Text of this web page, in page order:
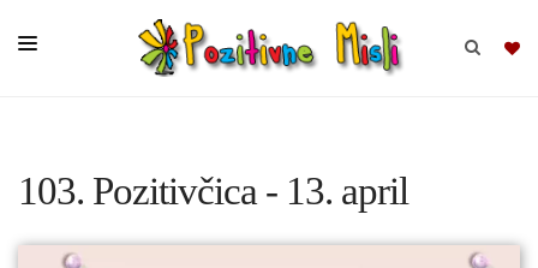
MISLI
103. Pozitivčica - 13. april